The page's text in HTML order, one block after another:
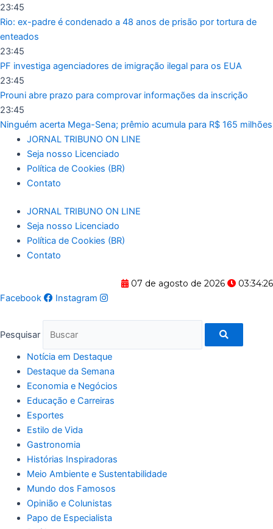
Ir
para
o
conteúdo
23:45
Rio: ex-padre é condenado a 48 anos de prisão por tortura de
enteados
23:45
PF investiga agenciadores de imigração ilegal para os EUA
23:45
Prouni abre prazo para comprovar informações da inscrição
23:45
Ninguém acerta Mega-Sena; prêmio acumula para R$ 165 milhões
JORNAL TRIBUNO ON LINE
Seja nosso Licenciado
Política de Cookies (BR)
Contato
JORNAL TRIBUNO ON LINE
Seja nosso Licenciado
Política de Cookies (BR)
Contato
07 de agosto de 2026
03:34:27
Facebook
Instagram
Pesquisar
Notícia em Destaque
Destaque da Semana
Economia e Negócios
Educação e Carreiras
Esportes
Estilo de Vida
Gastronomia
Histórias Inspiradoras
Meio Ambiente e Sustentabilidade
Mundo dos Famosos
Opinião e Colunistas
Papo de Especialista